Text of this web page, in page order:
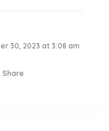
30, 2023 at 3:08 am
Share